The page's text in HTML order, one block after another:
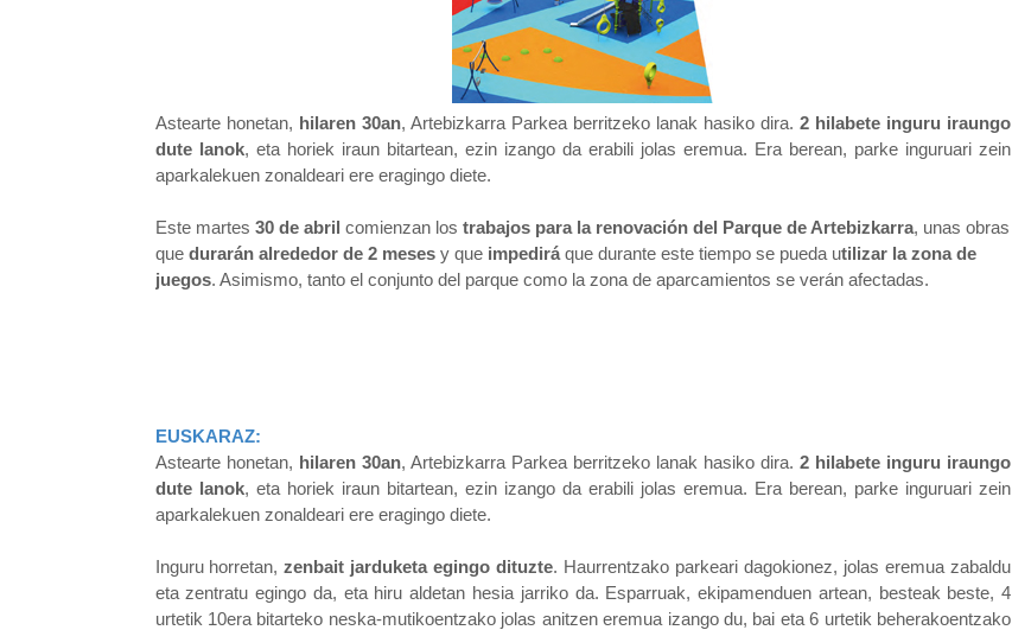
Astearte honetan, hilaren 30an, Artebizkarra Parkea berritzeko lanak hasiko dira.2 hilabete inguru iraungo
dute lanok, eta horiek iraun bitartean, ezin izango da erabili jolas eremua. Era berean, parke inguruari zein
aparkalekuen zonaldeari ere eragingo diete.
Este martes 30 de abril comienzan los trabajos para la renovación del Parque de Artebizkarra, unas obras
quedurarán alrededor de 2 mesesy queimpediráque durante este tiempo se pueda utilizar la zona de
juegos. Asimismo, tanto el conjunto del parque como la zona de aparcamientos se verán afectadas.
EUSKARAZ:
Astearte honetan, hilaren 30an, Artebizkarra Parkea berritzeko lanak hasiko dira.2 hilabete inguru iraungo
dute lanok, eta horiek iraun bitartean, ezin izango da erabili jolas eremua. Era berean, parke inguruari zein
aparkalekuen zonaldeari ere eragingo diete.
Inguru horretan,zenbait jarduketa egingo dituzte. Haurrentzako parkeari dagokionez, jolas eremua zabaldu
eta zentratu egingo da, eta hiru aldetan hesia jarriko da. Esparruak, ekipamenduen artean, besteak beste, 4
urtetik 10era bitarteko neska-mutikoentzako jolas anitzen eremua izango du, bai eta 6 urtetik beherakoentzako